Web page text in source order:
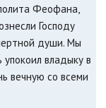
Феофана,
Господу
души. Мы
владыку в
вечную со всеми